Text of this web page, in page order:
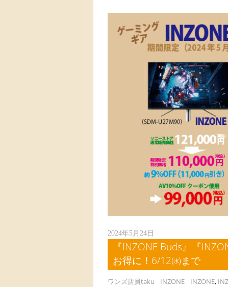
2024年5月24日
『INZONE Buds』『
お得に！6/12㈬まで
ワンズ店員taku INZONE INZONE,